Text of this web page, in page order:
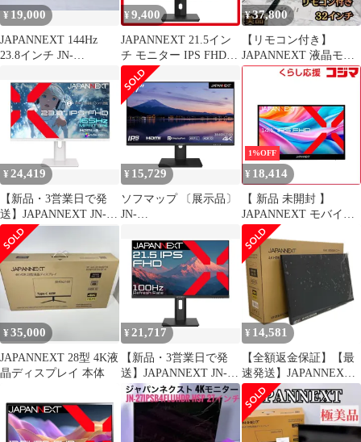
¥19,000
JAPANNEXT 144Hz
23.8インチ JN-
¥ 9,400
JAPANNEXT 21.5イン
チ モニター IPS FHD
75Hz HDMI Type-C JN-
I215FLFHSP-C65W
4589511171219lo【訳あ
り】
¥37,800
【リモコン付き】
JAPANNEXT 液晶モニ
ター JN-
¥ 24,419
【新品・3営業日で発
送】JAPANNEXT JN-
IPS238G165F-HSP-
W(JN-IPS238G165F-
HSP-W)
¥ 15,729
ソフマップ 〔展示品〕
JN-
1%OFF
¥ 18,414
【 新品 未開封 】
JAPANNEXT モバイル
モニター USB Type-C
miniHDMI HDR キック
スタンド搭載 ［14.0型
/ ワイド］ JN-MD-
IPS141FHDR 未使用 送
料無料
¥35,000
JAPANNEXT 28型 4K液
晶ディスプレイ 本体
¥ 21,717
【新品・3営業日で発
送】JAPANNEXT JN-
IPS215F2-HSP(JN-
IPS215F2-HSP)
¥ 14,581
【全額返金保証】【最
速発送】JAPANNEXT
JN-IPS282UHDR-C65W
28インチ 美品 動作確認
済